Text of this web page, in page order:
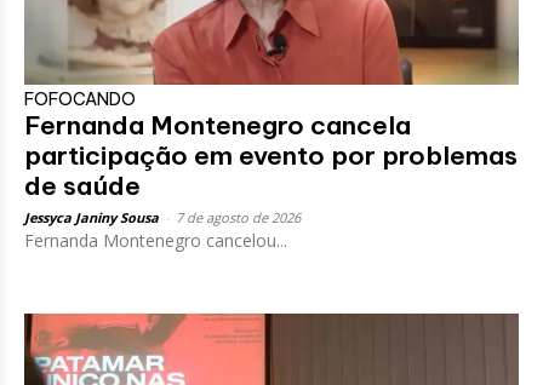
FOFOCANDO
Fernanda Montenegro cancela
participação em evento por problemas
de saúde
Jessyca Janiny Sousa 7 de agosto de 2026
Fernanda Montenegro cancelou...